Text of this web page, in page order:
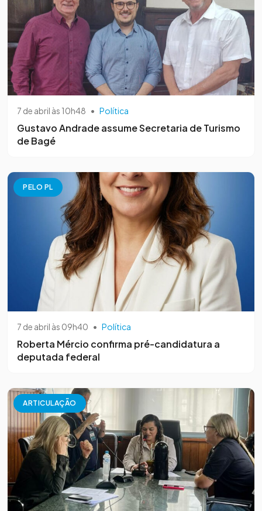
7 de abril às 10h48 • Política
Gustavo Andrade assume Secretaria de Turismo
de Bagé
PELO PL
7 de abril às 09h40 • Política
Roberta Mércio confirma pré-candidatura a
deputada federal
ARTICULAÇÃO